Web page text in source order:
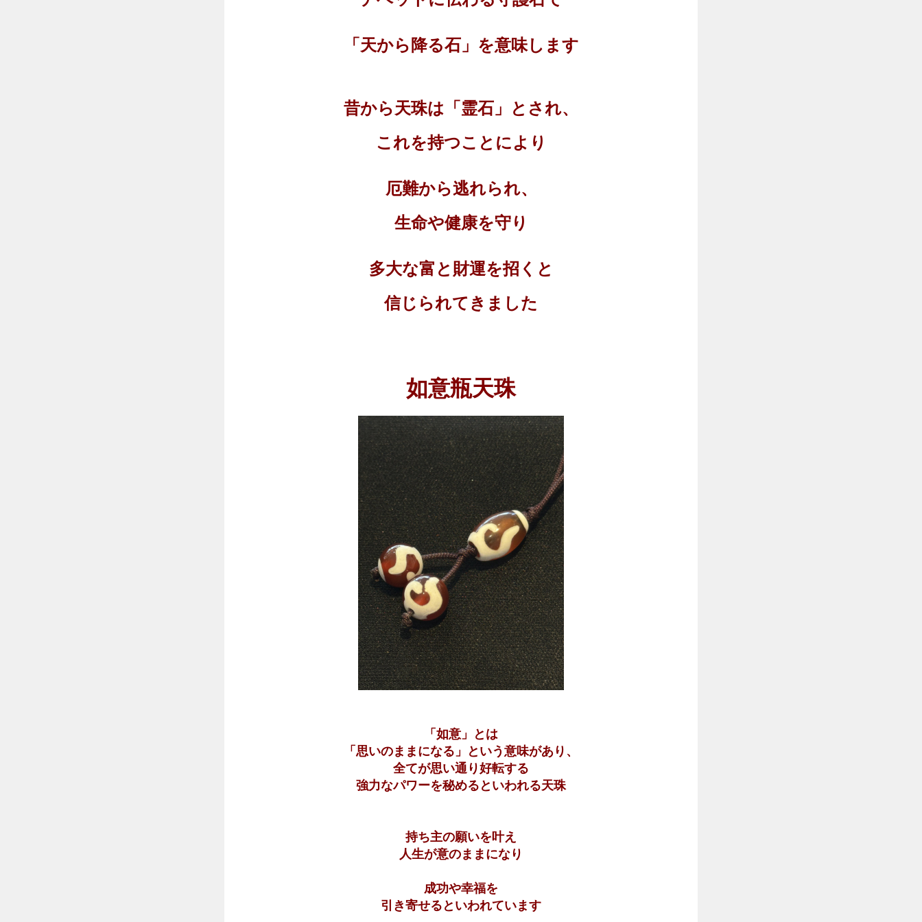
「天から降る石」を意味します
昔から天珠は「霊石」とされ、
これを持つことにより
厄難から逃れられ、
生命や健康を守り
多大な富と財運を招く と
信じられてきました
如意瓶天珠
「如意」とは
「思いのままになる」という意味があり、
全てが思い通り好転する
強力なパワーを秘めるといわれる天珠
持ち主の願いを叶え
人生が意のまま になり
成功や幸福を
引き寄せるといわれています